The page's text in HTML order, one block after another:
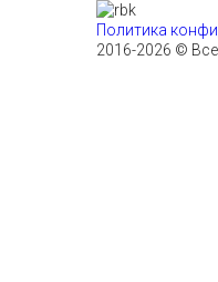
Политика
2016-2026 ©